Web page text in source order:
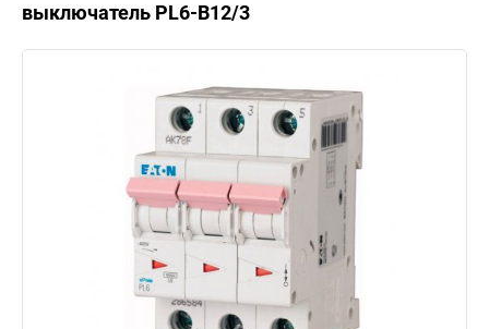
выключатель PL6-B12/3